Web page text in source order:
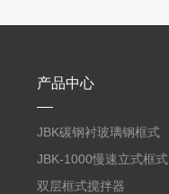
产品中心
JBK碳钢衬玻璃钢框式
羞羞视频在线下载
JBK-1000慢速立式框式
羞羞视频在线下载
双层框式搅拌器